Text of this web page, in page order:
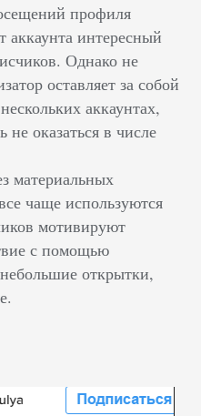
профиля
аккаунта интересный
Однако не
оставляет за собой
аккаунтах,
не оказаться в числе
материальных
чаще используются
мотивируют
с помощью
открытки,